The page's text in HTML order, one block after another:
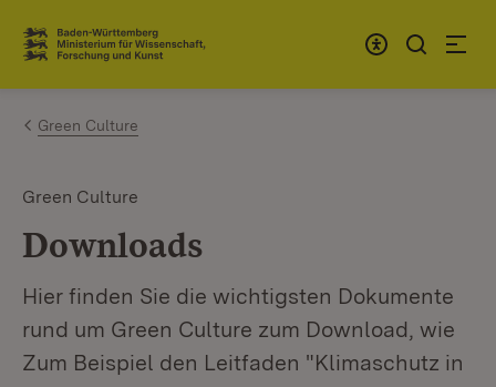
Zum Inhalt springen
Link zur Startseite
Green Culture
Green Culture
Downloads
Hier finden Sie die wichtigsten Dokumente
rund um Green Culture zum Download, wie
Zum Beispiel den Leitfaden "Klimaschutz in